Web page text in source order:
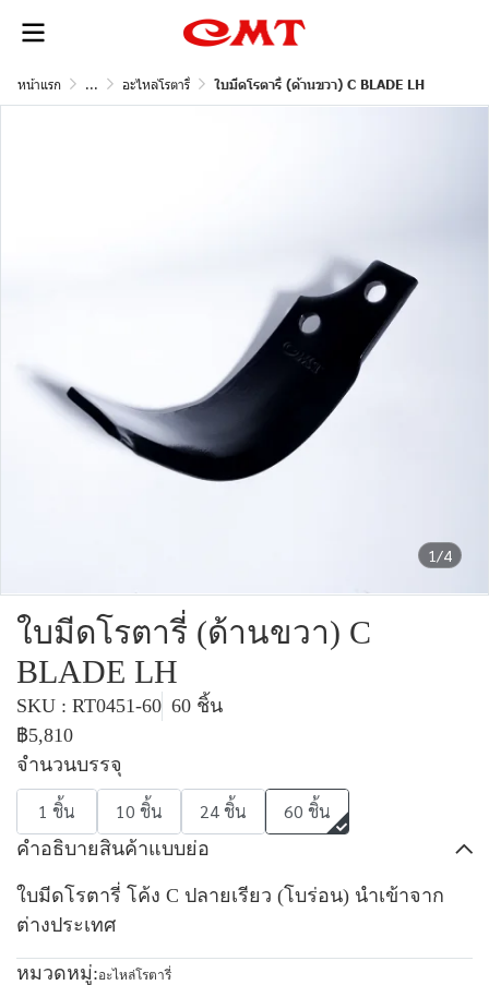
หน้าแรก ... อะไหล่โรตารี่ ใบมีดโรตารี่ (ด้านขวา) C BLADE LH
1/4
ใบมีดโรตารี่ (ด้านขวา) C
BLADE LH
SKU : RT0451-60 60 ชิ้น
฿5,810
จำนวนบรรจุ
1 ชิ้น 10 ชิ้น 24 ชิ้น 60 ชิ้น
คำอธิบายสินค้าแบบย่อ
ใบมีดโรตารี่ โค้ง C ปลายเรียว (โบร่อน) นำเข้าจาก
ต่างประเทศ
หมวดหมู่:อะไหล่โรตารี่